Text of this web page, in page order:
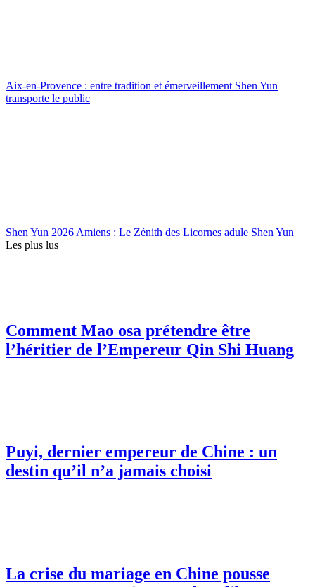
Aix-en-Provence : entre tradition et émerveillement Shen Yun
transporte le public
Shen Yun 2026 Amiens : Le Zénith des Licornes adule Shen Yun
Les plus lus
Comment Mao osa prétendre être
l’héritier de l’Empereur Qin Shi Huang
Puyi, dernier empereur de Chine : un
destin qu’il n’a jamais choisi
La crise du mariage en Chine pousse